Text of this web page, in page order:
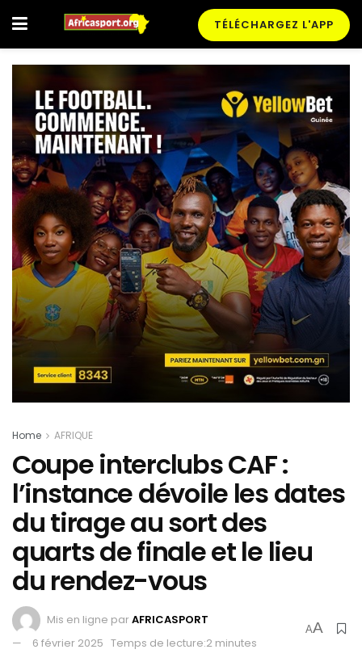
TÉLÉCHARGEZ L'APP
Home AFRIQUE
Coupe interclubs CAF :
l’instance dévoile les dates
du tirage au sort des
quarts de finale et le lieu
du rendez-vous
Mis en ligne parAFRICASPORT
6 février 2025 Temps de lecture:2 minutes
AA